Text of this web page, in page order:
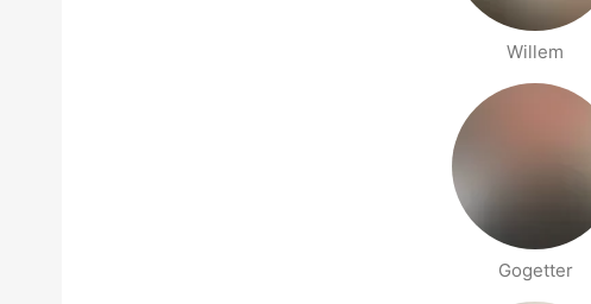
Willem
Gogetter